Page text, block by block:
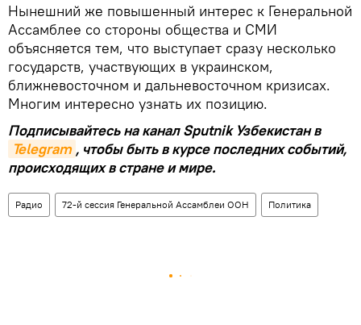
Нынешний же повышенный интерес к Генеральной
Ассамблее со стороны общества и СМИ
объясняется тем, что выступает сразу несколько
государств, участвующих в украинском,
ближневосточном и дальневосточном кризисах.
Многим интересно узнать их позицию.
Подписывайтесь на канал Sputnik Узбекистан в
Telegram , чтобы быть в курсе последних событий,
происходящих в стране и мире.
Радио 72-й сессия Генеральной Ассамблеи ООН Политика